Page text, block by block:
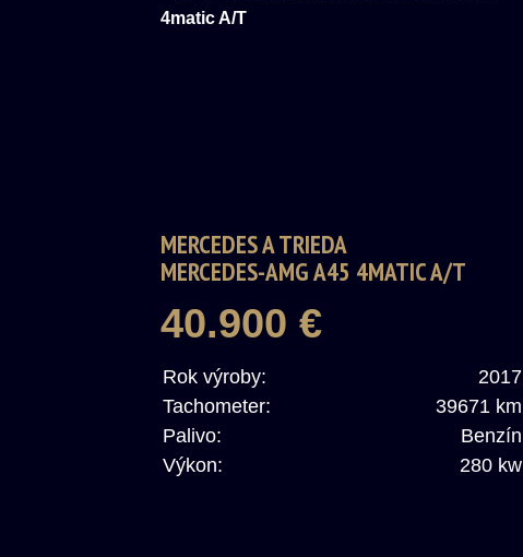
MERCEDES A TRIEDA
MERCEDES-AMG A45 4MATIC A/T
40.900 €
Rok výroby:
2017
Tachometer:
39671 km
Palivo:
Benzín
Výkon:
280 kw